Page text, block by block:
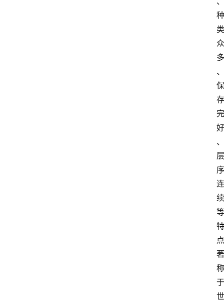
种
类
众
多
、
保
存
完
好
、
层
序
连
续
等
特
点
著
称
于
世